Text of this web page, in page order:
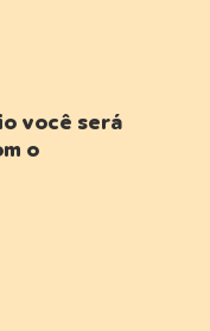
você será
o